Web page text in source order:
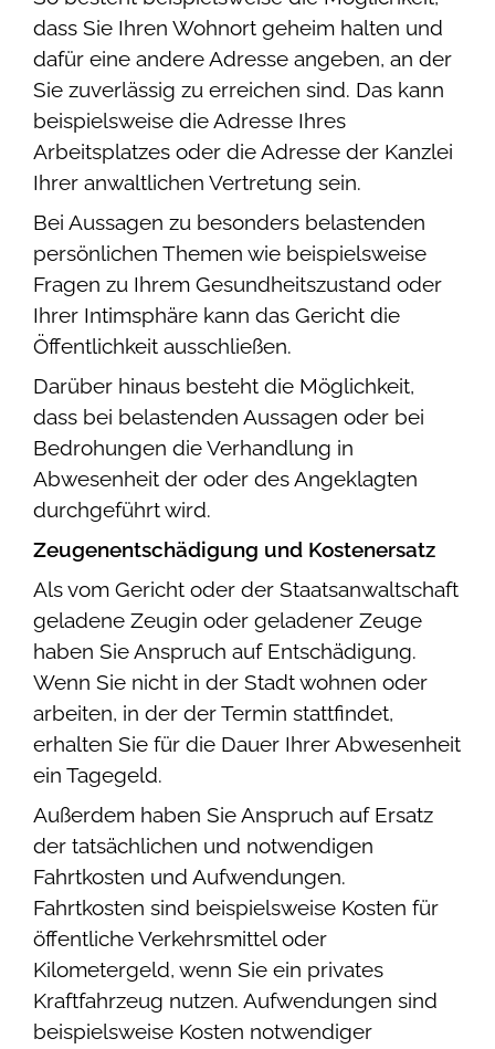
dass Sie Ihren Wohnort geheim halten und
dafür eine andere Adresse angeben, an der
Sie zuverlässig zu erreichen sind. Das kann
beispielsweise die Adresse Ihres
Arbeitsplatzes oder die Adresse der Kanzlei
Ihrer anwaltlichen Vertretung sein.
Bei Aussagen zu besonders belastenden
persönlichen Themen wie beispielsweise
Fragen zu Ihrem Gesundheitszustand oder
Ihrer Intimsphäre kann das Gericht die
Öffentlichkeit ausschließen.
Darüber hinaus besteht die Möglichkeit,
dass bei belastenden Aussagen oder bei
Bedrohungen die Verhandlung in
Abwesenheit der oder des Angeklagten
durchgeführt wird.
Zeugenentschädigung und Kostenersatz
Als vom Gericht oder der Staatsanwaltschaft
geladene Zeugin oder geladener Zeuge
haben Sie Anspruch auf Entschädigung.
Wenn Sie nicht in der Stadt wohnen oder
arbeiten, in der der Termin stattfindet,
erhalten Sie für die Dauer Ihrer Abwesenheit
ein Tagegeld.
Außerdem haben Sie Anspruch auf Ersatz
der tatsächlichen und notwendigen
Fahrtkosten und Aufwendungen.
Fahrtkosten sind beispielsweise Kosten für
öffentliche Verkehrsmittel oder
Kilometergeld, wenn Sie ein privates
Kraftfahrzeug nutzen. Aufwendungen sind
beispielsweise Kosten notwendiger